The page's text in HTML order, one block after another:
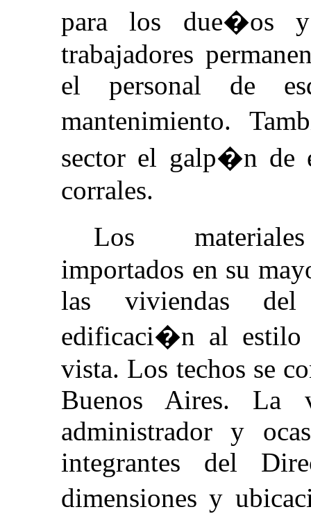
para los due�os y
trabajadores
el personal de
mantenimiento.
sector el galp�n de
corrales.
Los
importados en su
las viviendas del
edificaci�n al
vista. Los techos se
Buenos Aires. La
administrador y
integrantes del
dimensiones y